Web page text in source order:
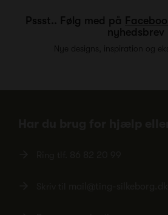
Pssst.. Følg med på
nyhedsbrev
Nye designs, inspiration og